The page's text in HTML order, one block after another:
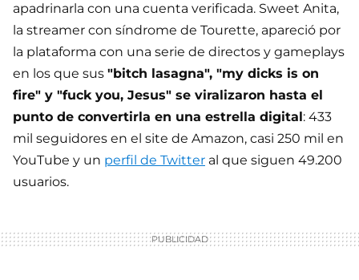
apadrinarla con una cuenta verificada. Sweet Anita,
la streamer con síndrome de Tourette, apareció por
la plataforma con una serie de directos y gameplays
en los que sus "bitch lasagna", "my dicks is on
fire" y "fuck you, Jesus" se viralizaron hasta el
punto de convertirla en una estrella digital: 433
mil seguidores en el site de Amazon, casi 250 mil en
YouTube y un perfil de Twitter al que siguen 49.200
usuarios.